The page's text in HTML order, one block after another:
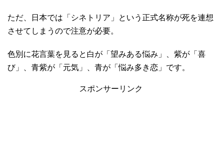
ただ、日本では「シネトリア」という正式名称が死を連想
させてしまうので注意が必要。
色別に花言葉を見ると白が「望みある悩み」、紫が「喜
び」、青紫が「元気」、青が「悩み多き恋」です。
スポンサーリンク